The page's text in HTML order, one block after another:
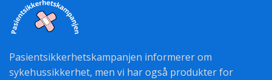
Pasientsikkerhetskampanjen informerer om
sykehussikkerhet, men vi har også produkter for